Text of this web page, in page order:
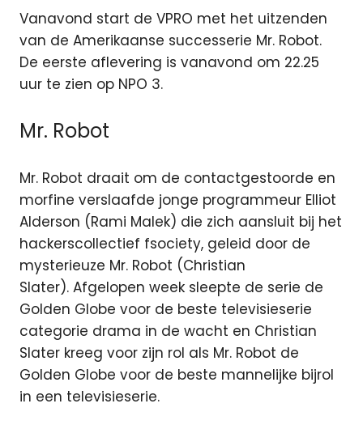
Vanavond start de VPRO met het uitzenden
van de Amerikaanse successerie Mr. Robot.
De eerste aflevering is vanavond om 22.25
uur te zien op NPO 3.
Mr. Robot
Mr. Robot draait om de contactgestoorde en
morfine verslaafde jonge programmeur Elliot
Alderson (Rami Malek) die zich aansluit bij het
hackerscollectief fsociety, geleid door de
mysterieuze Mr. Robot (Christian
Slater). Afgelopen week sleepte de serie de
Golden Globe voor de beste televisieserie
categorie drama in de wacht en Christian
Slater kreeg voor zijn rol als Mr. Robot de
Golden Globe voor de beste mannelijke bijrol
in een televisieserie.